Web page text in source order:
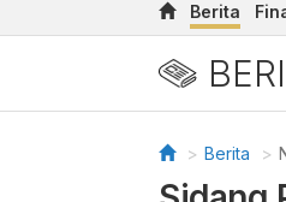
Berita
Berita